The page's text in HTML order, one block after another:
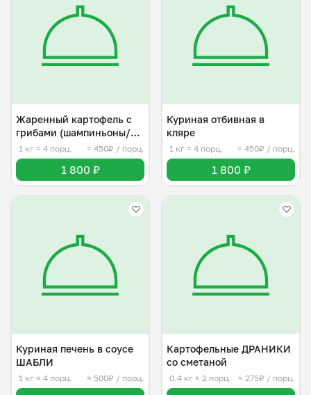
Жаренный картофель с
грибами (шампиньоны/
лесные)
1 кг ≈ 4 порц. ≈ 450₽ / порц.
1 800 ₽
Куриная отбивная в
кляре
1 кг ≈ 4 порц. ≈ 450₽ / порц.
1 800 ₽
Куриная печень в соусе
ШАБЛИ
1 кг ≈ 4 порц. ≈ 500₽ / порц.
Картофельные ДРАНИКИ
со сметаной
0.4 кг ≈ 2 порц. ≈ 275₽ / порц.